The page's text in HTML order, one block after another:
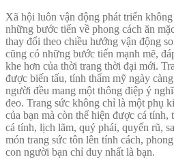
Xã hội luôn vận động phát triển
những bước tiến về phong cách ăn
thay đổi theo chiều hướng vận động
cũng có những bước tiến mạnh mẽ,
khe hơn của thời trang thời đại mới.
được biến tấu, tính thẩm mỹ ngày
người đều mang một thông điệp ý
đeo. Trang sức không chỉ là một phụ
của bạn mà còn thể hiện được cá tính,
cá tính, lịch lãm, quý phái, quyến rũ,
món trang sức tôn lên tính cách,
con người bạn chỉ duy nhất là bạn.